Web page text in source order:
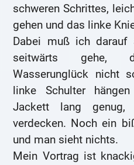
schweren Schrittes,
gehen und das linke
Dabei muß ich darauf
seitwärts gehe,
Wasserunglück nicht
linke Schulter
Jackett lang
verdecken. Noch ein
und man sieht nichts.
Mein Vortrag ist